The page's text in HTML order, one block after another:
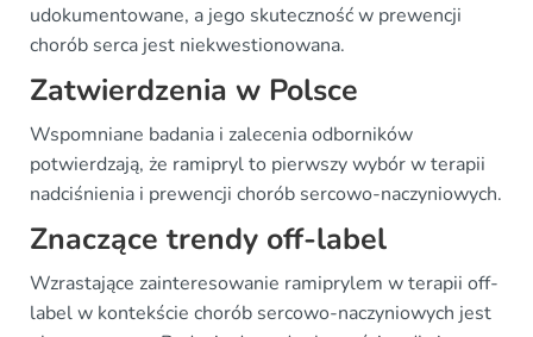
udokumentowane, a jego skuteczność w prewencji
chorób serca jest niekwestionowana.
Zatwierdzenia w Polsce
Wspomniane badania i zalecenia odborników
potwierdzają, że ramipryl to pierwszy wybór w terapii
nadciśnienia i prewencji chorób sercowo-naczyniowych.
Znaczące trendy off-label
Wzrastające zainteresowanie ramiprylem w terapii off-
label w kontekście chorób sercowo-naczyniowych jest